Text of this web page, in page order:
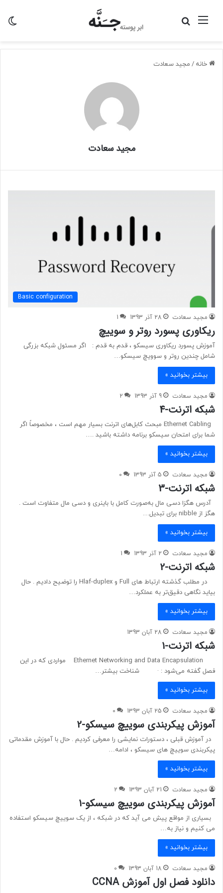
منو
خانه / مجید سعادت
مجید سعادت
Basic configuration
مجید سعادت 28 آذر 1393 1
ریکاوری پسورد روتر و سوییچ
آموزش پسورد ریکاوری سیسکو ، قدم به قدم : اگر مسئول شبکه بزرگی
شامل چندین روتر و سوویچ سیسکو…
بیشتر بخوانید »
مجید سعادت 9 آذر 1393 2
شبکه اترنت-4
Ethernet Cabling مبحث کابل‌های اترنت بسیار مهم است ، مخصوصاً اگر
شما برای امتحان سیسکو برنامه داشته باشید .…
بیشتر بخوانید »
مجید سعادت 5 آذر 1393 0
شبکه اترنت-3
آدرس هگزا دسی مال به‌صورت کامل با باینری و دسی مال متفاوت است .
هگز از nibble برای تبدیل…
بیشتر بخوانید »
مجید سعادت 2 آذر 1393 1
شبکه اترنت-2
در مطلب گذشته ارتباط های Full و Hlaf-duplex را توضیح دادیم . حال
بیاید نگاهی دقیق‌تر به عملکرد…
بیشتر بخوانید »
مجید سعادت 28 آبان 1393
شبکه اترنت-1
Ethernet Networking and Data Encapsulation مواردی که در این
فصل گفته می‌شود : · شناخت بیشتر…
بیشتر بخوانید »
مجید سعادت 25 آبان 1393 0
آموزش پیکربندی سوییچ سیسکو-2
در آموزش قبلی ، دستورات نمایشی را معرفی کردیم . حال با آموزش مقدماتی
پیکربندی سوییچ های سیسکو ، ادامه…
بیشتر بخوانید »
مجید سعادت 21 آبان 1393 2
آموزش پیکربندی سوییچ سیسکو-1
بسیاری از مواقع پیش می آید که در شبکه ، از یک سوییچ سیسکو استفاده
می کنیم و نیاز به…
بیشتر بخوانید »
مجید سعادت 18 آبان 1393 0
دانلود فصل اول آموزش CCNA